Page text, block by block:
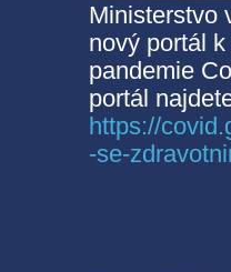
Ministerstvo
nový portál
pandemie
portál
https://
-se-